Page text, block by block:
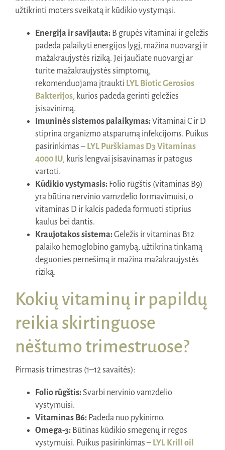
užtikrinti moters sveikatą ir kūdikio vystymąsi.
Energija ir savijauta:B grupės vitaminai ir geležis
padeda palaikyti energijos lygį, mažina nuovargį ir
mažakraujystės riziką. Jei jaučiate nuovargį ar
turite mažakraujystės simptomų,
rekomenduojama įtraukti LYL Biotic Gerosios
Bakterijos, kurios padeda gerinti geležies
įsisavinimą.
Imuninės sistemos palaikymas:Vitaminai C ir D
stiprina organizmo atsparumą infekcijoms. Puikus
pasirinkimas – LYL Purškiamas D3 Vitaminas
4000 IU, kuris lengvai įsisavinamas ir patogus
vartoti.
Kūdikio vystymasis:Folio rūgštis (vitaminas B9)
yra būtina nervinio vamzdelio formavimuisi, o
vitaminas D ir kalcis padeda formuoti stiprius
kaulus bei dantis.
Kraujotakos sistema:Geležis ir vitaminas B12
palaiko hemoglobino gamybą, užtikrina tinkamą
deguonies pernešimą ir mažina mažakraujystės
riziką.
Kokių vitaminų ir papildų
reikia skirtinguose
nėštumo trimestruose?
Pirmasis trimestras (1–12 savaitės):
Folio rūgštis:Svarbi nervinio vamzdelio
vystymuisi.
Vitaminas B6:Padeda nuo pykinimo.
Omega-3:Būtinas kūdikio smegenų ir regos
vystymuisi. Puikus pasirinkimas – LYL Krill oil